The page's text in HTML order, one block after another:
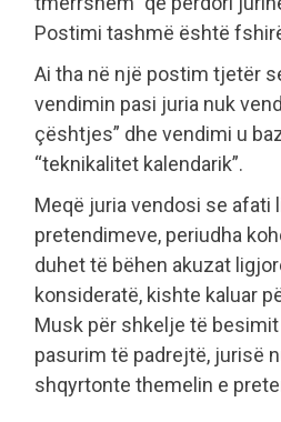
Postimi tashmë është
Ai tha në një postim tjetër
vendimin pasi juria nuk
çështjes” dhe vendimi u
“teknikalitet kalendarik”.
Meqë juria vendosi se afati
pretendimeve, periudha
duhet të bëhen akuzat
konsideratë, kishte kaluar
Musk për shkelje të
pasurim të padrejtë, jurisë
shqyrtonte themelin e